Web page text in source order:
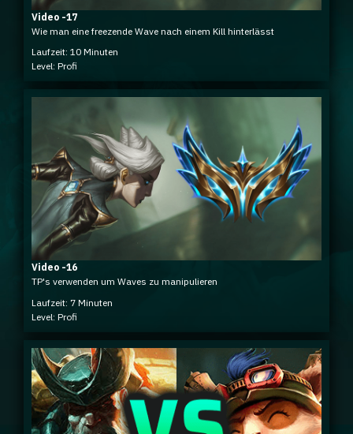
Video -17
Wie man eine freezende Wave nach einem Kill hinterlässt
Laufzeit: 10 Minuten
Level: Profi
Video -16
TP's verwenden um Waves zu manipulieren
Laufzeit: 7 Minuten
Level: Profi